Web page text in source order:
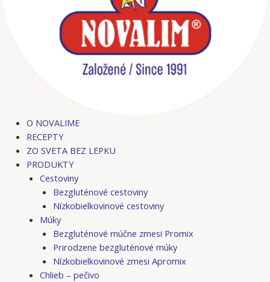
O NOVALIME
RECEPTY
ZO SVETA BEZ LEPKU
PRODUKTY
Cestoviny
Bezgluténové cestoviny
Nízkobielkovinové cestoviny
Múky
Bezgluténové múčne zmesi Promix
Prirodzene bezgluténové múky
Nízkobielkovinové zmesi Apromix
Chlieb – pečivo